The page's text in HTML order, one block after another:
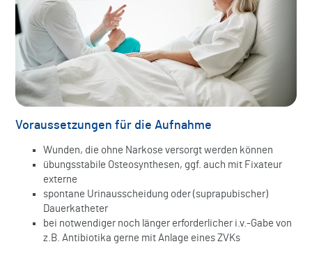
Voraussetzungen für die Aufnahme
Wunden, die ohne Narkose versorgt werden können
übungsstabile Osteosynthesen, ggf. auch mit Fixateur
externe
spontane Urinausscheidung oder (suprapubischer)
Dauerkatheter
bei notwendiger noch länger erforderlicher i.v.-Gabe von
z.B. Antibiotika gerne mit Anlage eines ZVKs